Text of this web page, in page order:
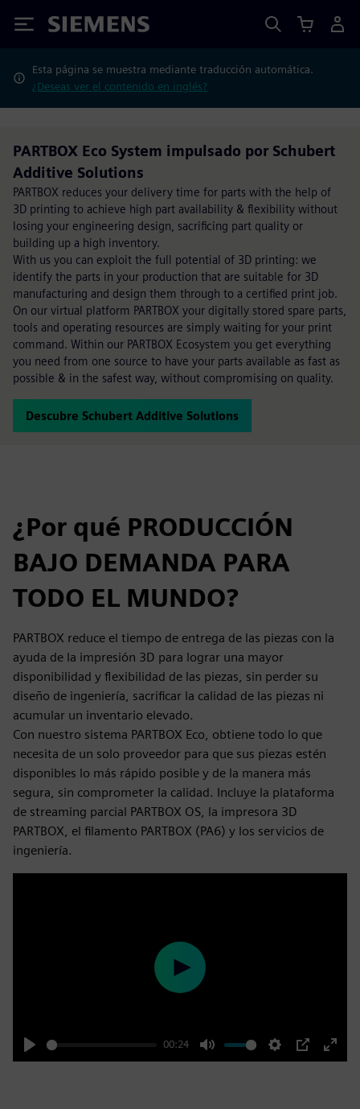
Siemens
Esta página se muestra mediante traducción automática.
¿Deseas ver el contenido en inglés?
PARTBOX Eco System impulsado por Schubert
Additive Solutions
PARTBOX reduces your delivery time for parts with the help of
3D printing to achieve high part availability & flexibility without
losing your engineering design, sacrificing part quality or
building up a high inventory.
With us you can exploit the full potential of 3D printing: we
identify the parts in your production that are suitable for 3D
manufacturing and design them through to a certified print job.
On our virtual platform PARTBOX your digitally stored spare parts,
tools and operating resources are simply waiting for your print
command. Within our PARTBOX Ecosystem you get everything
you need from one source to have your parts available as fast as
possible & in the safest way, without compromising on quality.
Descubre Schubert Additive Solutions
¿Por qué PRODUCCIÓN
BAJO DEMANDA PARA
TODO EL MUNDO?
PARTBOX reduce el tiempo de entrega de las piezas con la
ayuda de la impresión 3D para lograr una mayor
disponibilidad y flexibilidad de las piezas, sin perder su
diseño de ingeniería, sacrificar la calidad de las piezas ni
acumular un inventario elevado.
Con nuestro sistema PARTBOX Eco, obtiene todo lo que
necesita de un solo proveedor para que sus piezas estén
disponibles lo más rápido posible y de la manera más
segura, sin comprometer la calidad. Incluye la plataforma
de streaming parcial PARTBOX OS, la impresora 3D
PARTBOX, el filamento PARTBOX (PA6) y los servicios de
ingeniería.
Play
00:24
Mute Settings
PIP
Enter
Play